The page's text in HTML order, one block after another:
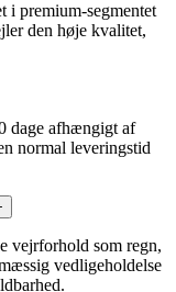
i premium-segmentet
den høje kvalitet,
dage afhængigt af
normal leveringstid
vejrforhold som regn,
vedligeholdelse